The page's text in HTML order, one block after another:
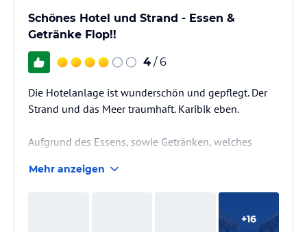
Schönes Hotel und Strand - Essen &
Getränke Flop!!
4 / 6
Die Hotelanlage ist wunderschön und gepflegt. Der
Strand und das Meer traumhaft. Karibik eben.
Aufgrund des Essens, sowie Getränken, welches
allem mit Kindern) empfehlen dort Urlaub zu
Wem das kulinarische unwichtig ist, macht in dem
Mehr anzeigen
+16